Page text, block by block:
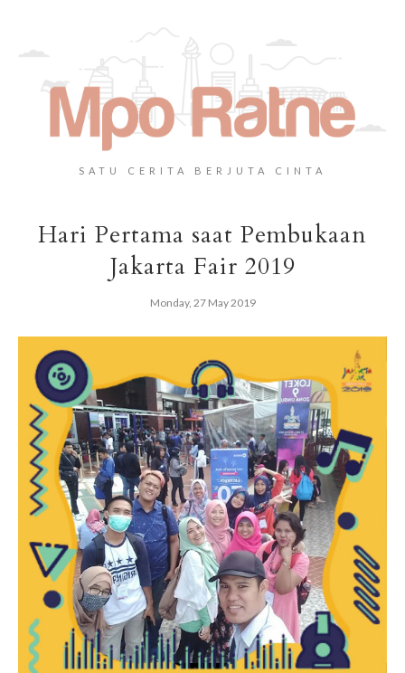
SATU CERITA BERJUTA CINTA
Hari Pertama saat Pembukaan
Jakarta Fair 2019
Monday, 27 May 2019